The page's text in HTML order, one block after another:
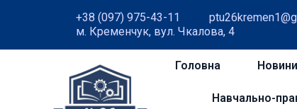
+38 (097) 975-43-11
м. Кременчук, вул. Чкалова, 4
Головна Новини
Навчально-